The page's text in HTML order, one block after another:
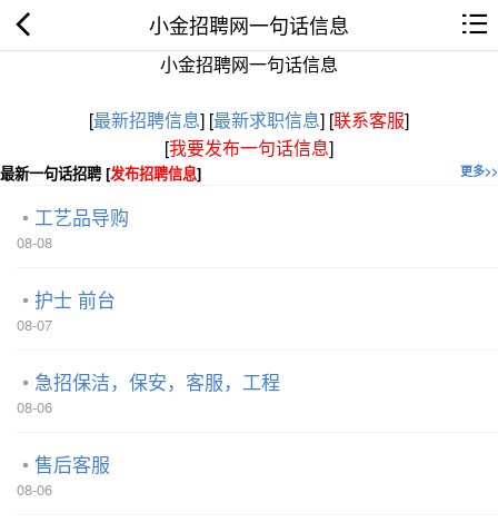
小金招聘网一句话信息
小金招聘网一句话信息
[最新招聘信息] [最新求职信息] [联系客服]
[我要发布一句话信息]
更多>>
最新一句话招聘 [发布招聘信息]
工艺品导购
08-08
护士 前台
08-07
急招保洁，保安，客服，工程
08-06
售后客服
08-06